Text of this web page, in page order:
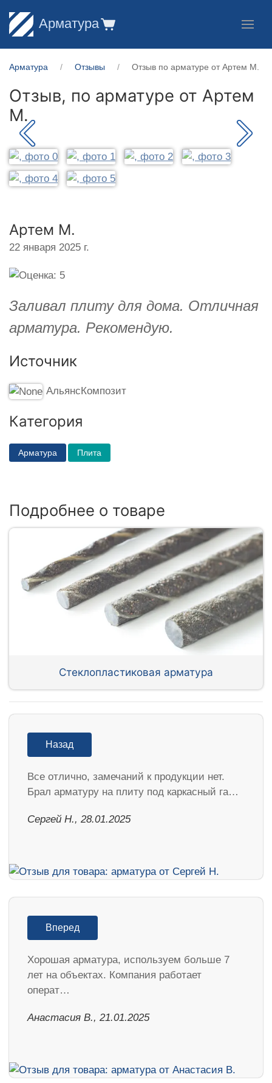
Арматура
Арматура Отзывы Отзыв по арматуре от Артем М.
Отзыв, по арматуре от Артем
М.
Артем М.
22 января 2025 г.
Заливал плиту для дома. Отличная
арматура. Рекомендую.
Источник
АльянсКомпозит
Категория
Арматура Плита
Подробнее о товаре
Стеклопластиковая арматура
Назад
Все отлично, замечаний к продукции нет.
Брал арматуру на плиту под каркасный га…
Сергей Н., 28.01.2025
Вперед
Хорошая арматура, используем больше 7
лет на объектах. Компания работает
операт…
Анастасия В., 21.01.2025